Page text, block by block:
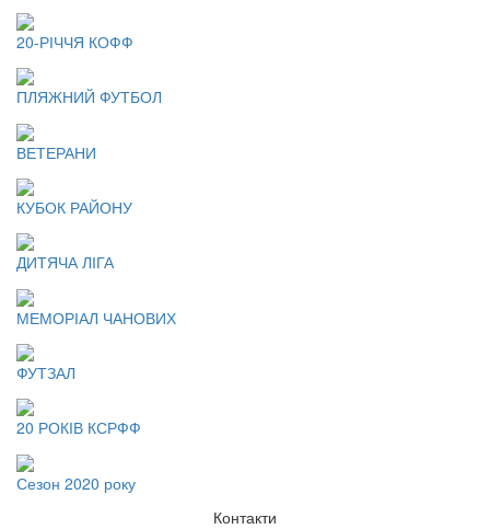
20-РІЧЧЯ КОФФ
ПЛЯЖНИЙ ФУТБОЛ
ВЕТЕРАНИ
КУБОК РАЙОНУ
ДИТЯЧА ЛІГА
МЕМОРІАЛ ЧАНОВИХ
ФУТЗАЛ
20 РОКІВ КСРФФ
Сезон 2020 року
Контакти